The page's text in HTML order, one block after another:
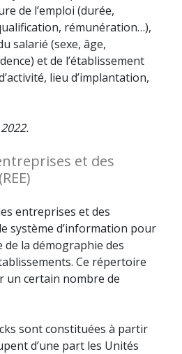
de l’emploi (durée,
rémunération…),
salarié (sexe, âge,
et de l’établissement
lieu d’implantation,
et des
entreprises et des
système d’information pour
de la démographie des
Ce répertoire
un certain nombre de
sont constituées à partir
d’une part les Unités